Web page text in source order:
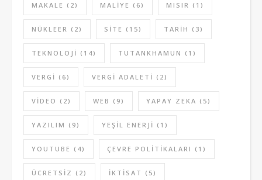
MAKALE (2) MALIYE (6) MISIR (1)
NÜKLEER (2) SITE (15) TARIH (3)
TEKNOLOJI (14) TUTANKHAMUN (1)
VERGI (6) VERGI ADALETI (2)
VIDEO (2) WEB (9) YAPAY ZEKA (5)
YAZILIM (9) YEŞIL ENERJI (1)
YOUTUBE (4) ÇEVRE POLITIKALARI (1)
ÜCRETSIZ (2) İKTISAT (5)